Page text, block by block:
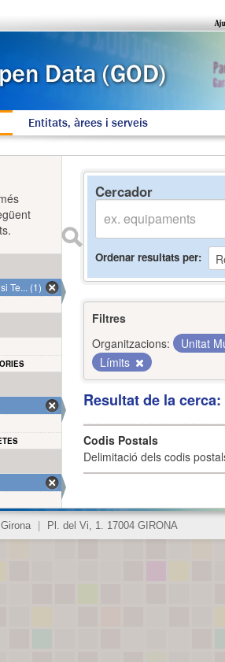
Entitats, àrees i serveis
Cercador
Ordenar resultats per
Filtres
Organitzacions:
Unitat
Límits
Resultat de la
Codis Postals
Delimitació dels codis
Te... (1)
Pl. del Vi, 1. 17004 GIRONA